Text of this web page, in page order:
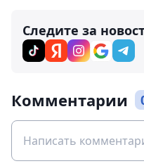
Следите за
Комментарии